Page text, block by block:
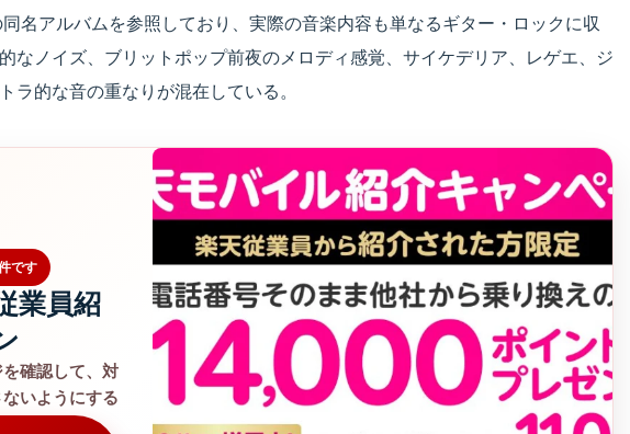
名アルバムを参照しており、実際の音楽内容も単なるギター・ロックに収
なノイズ、ブリットポップ前夜のメロディ感覚、サイケデリア、レゲエ、ジ
ラ的な音の重なりが混在している。
です
業員紹
確認して、対
いようにする